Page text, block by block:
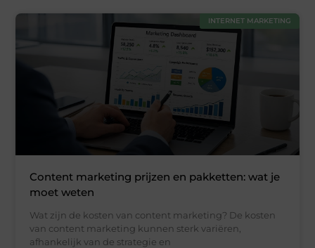
INTERNET MARKETING
Content marketing prijzen en pakketten: wat je
moet weten
Wat zijn de kosten van content marketing? De kosten
van content marketing kunnen sterk variëren,
afhankelijk van de strategie en